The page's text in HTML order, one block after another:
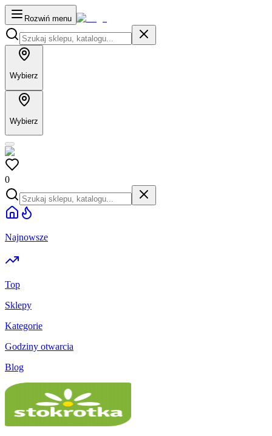
Rozwiń menu
Wybierz
Wybierz
0
Najnowsze
Top
Sklepy
Kategorie
Godziny otwarcia
Blog